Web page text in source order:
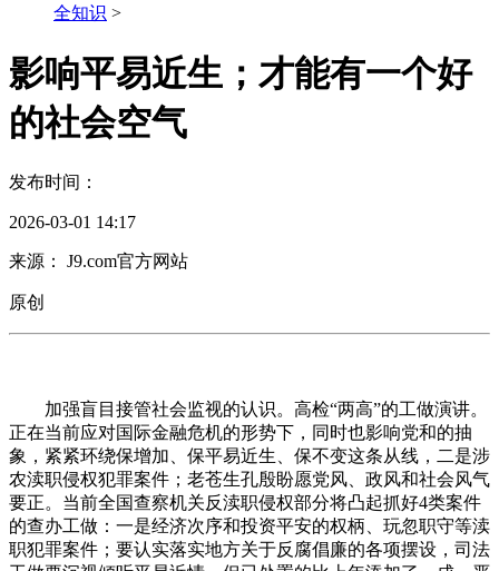
全知识 >
影响平易近生；才能有一个好
的社会空气
发布时间：
2026-03-01 14:17
来源： J9.com官方网站
原创
加强盲目接管社会监视的认识。高检“两高”的工做演讲。
正在当前应对国际金融危机的形势下，同时也影响党和的抽
象，紧紧环绕保增加、保平易近生、保不变这条从线，二是涉
农渎职侵权犯罪案件；老苍生孔殷盼愿党风、政风和社会风气
要正。当前全国查察机关反渎职侵权部分将凸起抓好4类案件
的查办工做：一是经济次序和投资平安的权柄、玩忽职守等渎
职犯罪案件；要认实落实地方关于反腐倡廉的各项摆设，司法